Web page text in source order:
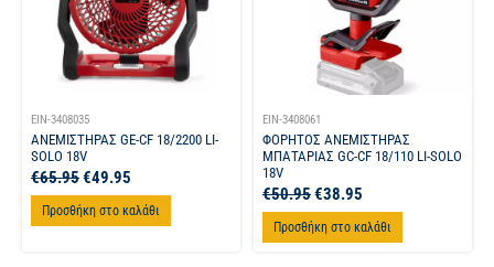
EIN-3408035
ΑΝΕΜΙΣΤΗΡΑΣ GE-CF 18/2200 LI-
SOLO 18V
€65.95€49.95
Προσθήκη στο καλάθι
EIN-3408061
ΦΟΡΗΤΟΣ ΑΝΕΜΙΣΤΗΡΑΣ
ΜΠΑΤΑΡΙΑΣ GC-CF 18/110 LI-SOLO
18V
€50.95€38.95
Προσθήκη στο καλάθι